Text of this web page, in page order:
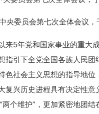
委员会第七次全体会议，
5年党和国家事业的重大
指引下全党全国各族人民
色社会主义思想的指导地
复兴历史进程具有决定性
两个维护”，更加紧密地团